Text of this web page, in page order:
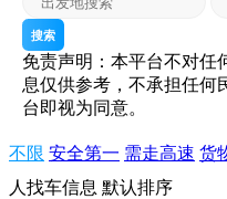
搜索
免责声明：本平台不对任
息仅供参考，不承担任何
台即视为同意。
不限 安全第一 需走高速 货
人找车信息 默认排序